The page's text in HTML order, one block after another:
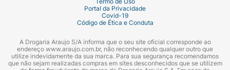
Portal da Privacidade
Covid-19
Código de Ética e Conduta
A Drogaria Araujo S/A informa que o seu site oficial corresponde ao
endereço www.araujo.com.br, não reconhecendo qualquer outro que
utilize indevidamente da sua marca. Para sua segurança recomendamos
que não sejam realizadas compras em sites desconhecidos que se utilizem